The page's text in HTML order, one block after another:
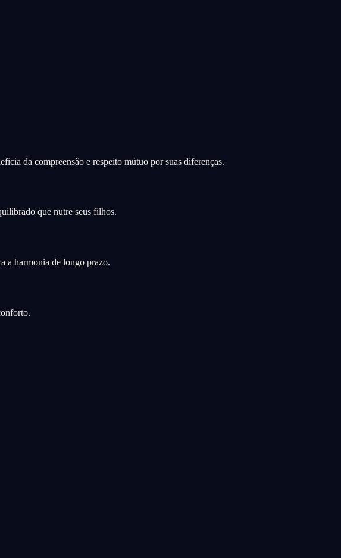
da compreensão e respeito mútuo por suas diferenças.
que nutre seus filhos.
a harmonia de longo prazo.